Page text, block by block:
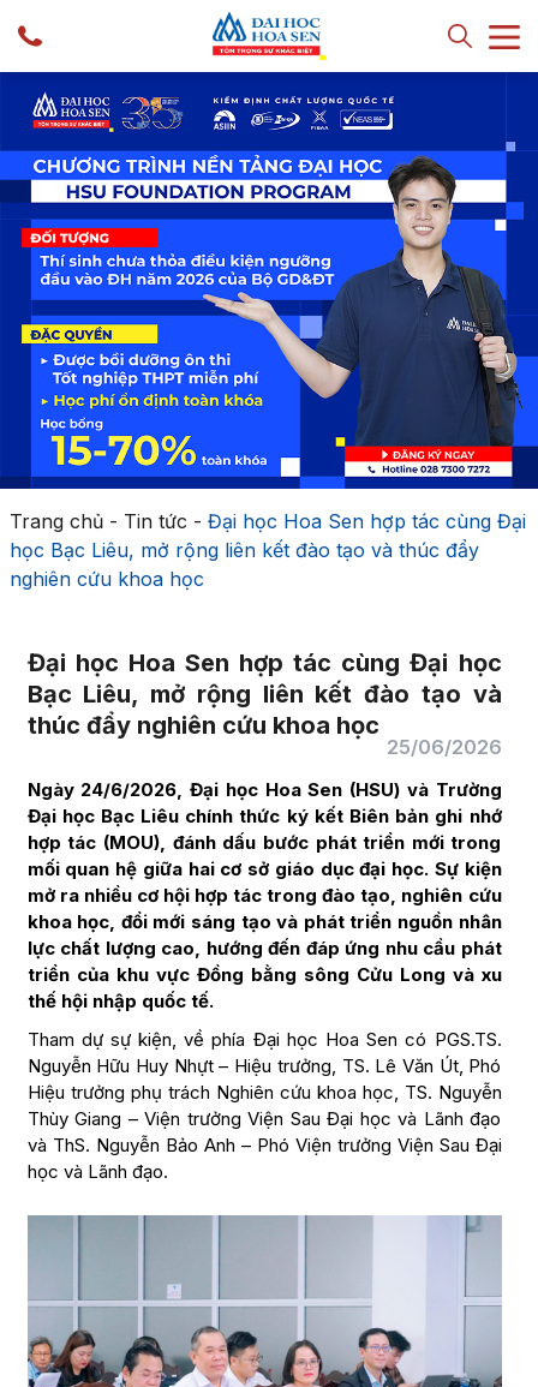
Trang chủ- Tin tức - Đại học Hoa Sen hợp tác cùng Đại
học Bạc Liêu, mở rộng liên kết đào tạo và thúc đẩy
nghiên cứu khoa học
Đại học Hoa Sen hợp tác cùng Đại học
Bạc Liêu, mở rộng liên kết đào tạo và
thúc đẩy nghiên cứu khoa học
25/06/2026
Ngày 24/6/2026, Đại học Hoa Sen (HSU) và Trường
Đại học Bạc Liêu chính thức ký kết Biên bản ghi nhớ
hợp tác (MOU), đánh dấu bước phát triển mới trong
mối quan hệ giữa hai cơ sở giáo dục đại học. Sự kiện
mở ra nhiều cơ hội hợp tác trong đào tạo, nghiên cứu
khoa học, đổi mới sáng tạo và phát triển nguồn nhân
lực chất lượng cao, hướng đến đáp ứng nhu cầu phát
triển của khu vực Đồng bằng sông Cửu Long và xu
thế hội nhập quốc tế.
Tham dự sự kiện, về phía Đại học Hoa Sen có PGS.TS.
Nguyễn Hữu Huy Nhựt – Hiệu trưởng, TS. Lê Văn Út, Phó
Hiệu trưởng phụ trách Nghiên cứu khoa học, TS. Nguyễn
Thùy Giang – Viện trưởng Viện Sau Đại học và Lãnh đạo
và ThS. Nguyễn Bảo Anh – Phó Viện trưởng Viện Sau Đại
học và Lãnh đạo.